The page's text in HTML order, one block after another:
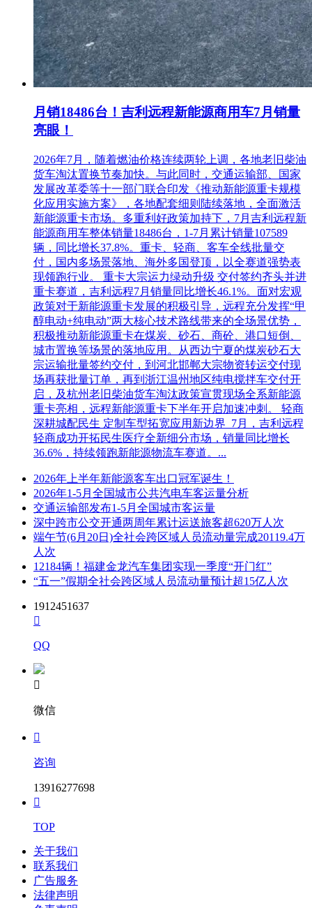
月销18486台！吉利远程新能源商用车7月销量
亮眼！
2026年7月，随着燃油价格连续两轮上调，各地老旧柴油
货车淘汰置换节奏加快。与此同时，交通运输部、国家
发展改革委等十一部门联合印发《推动新能源重卡规模
化应用实施方案》，各地配套细则陆续落地，全面激活
新能源重卡市场。多重利好政策加持下，7月吉利远程新
能源商用车整体销量18486台，1-7月累计销量107589
辆，同比增长37.8%。重卡、轻商、客车全线批量交
付，国内多场景落地、海外多国登顶，以全赛道强势表
现领跑行业。 重卡大宗运力绿动升级 交付签约齐头并进
重卡赛道，吉利远程7月销量同比增长46.1%。面对宏观
政策对于新能源重卡发展的积极引导，远程充分发挥“甲
醇电动+纯电动”两大核心技术路线带来的全场景优势，
积极推动新能源重卡在煤炭、砂石、商砼、港口短倒、
城市置换等场景的落地应用。从西边宁夏的煤炭砂石大
宗运输批量签约交付，到河北邯郸大宗物资转运交付现
场再获批量订单，再到浙江温州地区纯电搅拌车交付开
启，及杭州老旧柴油货车淘汰政策宣贯现场全系新能源
重卡亮相，远程新能源重卡下半年开启加速冲刺。 轻商
深耕城配民生 定制车型拓宽应用新边界 7月，吉利远程
轻商成功开拓民生医疗全新细分市场，销量同比增长
36.6%，持续领跑新能源物流车赛道。...
2026年上半年新能源客车出口冠军诞生！
2026年1-5月全国城市公共汽电车客运量分析
交通运输部发布1-5月全国城市客运量
深中跨市公交开通两周年累计运送旅客超620万人次
端午节(6月20日)全社会跨区域人员流动量完成20119.4万
人次
12184辆！福建金龙汽车集团实现一季度“开门红”
“五一”假期全社会跨区域人员流动量预计超15亿人次
1912451637

QQ

微信

咨询
13916277698

TOP
关于我们
联系我们
广告服务
法律声明